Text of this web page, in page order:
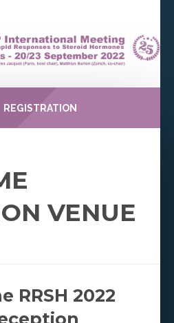
REGISTRATION
VENUE
RRSH 2022